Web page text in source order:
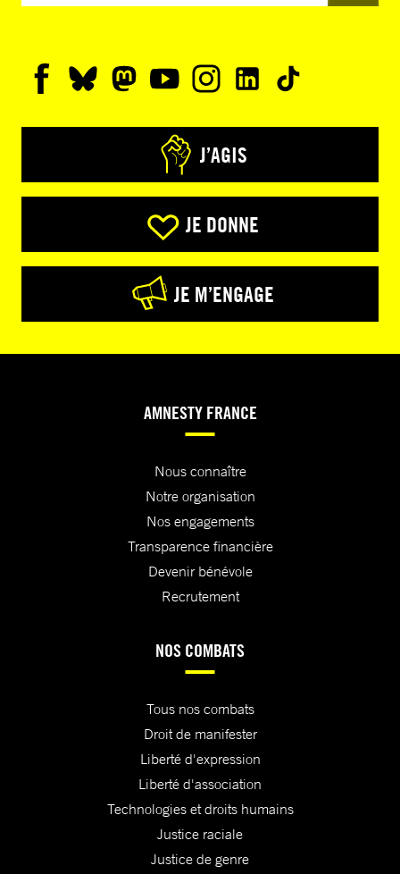
J’AGIS
JE DONNE
JE M’ENGAGE
AMNESTY FRANCE
Nous connaître
Notre organisation
Nos engagements
Transparence financière
Devenir bénévole
Recrutement
NOS COMBATS
Tous nos combats
Droit de manifester
Liberté d'expression
Liberté d'association
Technologies et droits humains
Justice raciale
Justice de genre